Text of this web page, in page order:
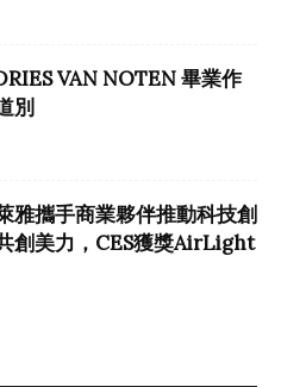
VAN NOTEN 畢業作
別
雅攜手商業夥伴推動科技創
創美力，CES獲獎AirLight